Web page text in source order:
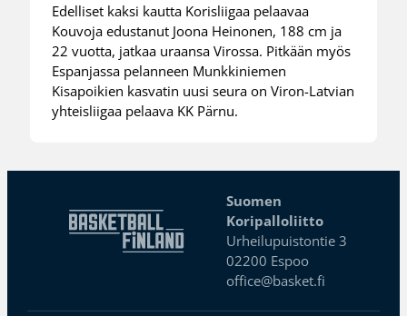
Edelliset kaksi kautta Korisliigaa pelaavaa
Kouvoja edustanut Joona Heinonen, 188 cm ja
22 vuotta, jatkaa uraansa Virossa. Pitkään myös
Espanjassa pelanneen Munkkiniemen
Kisapoikien kasvatin uusi seura on Viron-Latvian
yhteisliigaa pelaava KK Pärnu.
Suomen
Koripalloliitto
Urheilupuistontie 3
02200 Espoo
office@basket.fi